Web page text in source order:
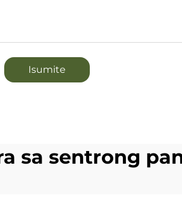
Isumite
sa sentrong